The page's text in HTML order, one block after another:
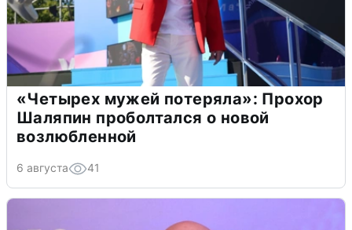
«Четырех мужей потеряла»: Прохор
Шаляпин проболтался о новой
возлюбленной
6 августа 41